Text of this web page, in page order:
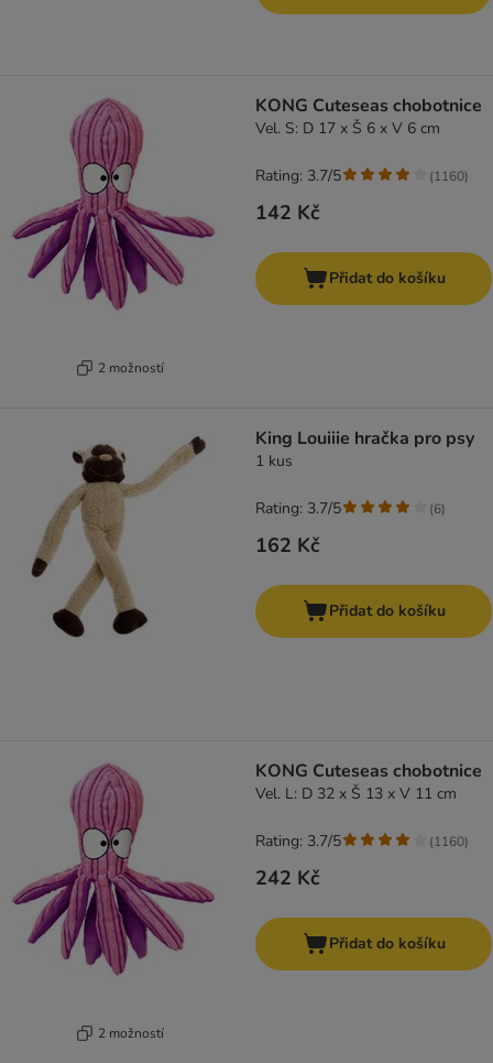
2 možností
KONG Cuteseas chobotnice
Vel. S: D 17 x Š 6 x V 6 cm
142 Kč
Rating: 3.7/5 (1160)
Přidat do košíku
King Louiiie hračka pro psy
1 kus
162 Kč
Rating: 3.7/5 (6)
Přidat do košíku
2 možností
KONG Cuteseas chobotnice
Vel. L: D 32 x Š 13 x V 11 cm
242 Kč
Rating: 3.7/5 (1160)
Přidat do košíku